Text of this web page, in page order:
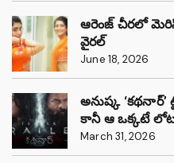
ఆరెంజ్ చీరలో
వైరల్
June 18, 2026
అనుష్క
కానీ ఆ ఒక్కటే
March 31, 2026